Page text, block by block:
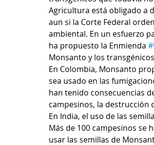
Agricultura está obligado a
aun si la Corte Federal
ambiental. En un esfuerzo
ha propuesto la Enmienda
Monsanto y los
En Colombia, Monsanto
sea usado en las
han tenido consecuencias
campesinos, la destrucción
En India, el uso de las
Más de 100 campesinos se
usar las semillas de